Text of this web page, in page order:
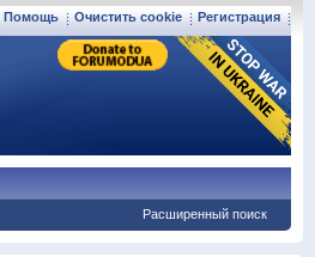
Регистрация
Очистить cookie
Помощь
Расширенный поиск